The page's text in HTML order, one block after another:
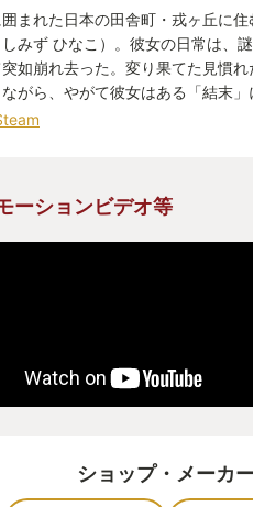
人公である雛子がプレイ
が進むにつれ、倒した敵
なるのである。まさに自
る。”相棒”という表現が
いる感覚があり、プレイす
く支えてくれていた。
自分の怒りを雛子が直接
イルで動いている。なら
公が確固とした自我を持っ
をすると思われるが、こ
気づくと自分は雛子とし
まれた日本の田舎町・戎ヶ丘に
みず ひなこ）。彼女の日常は、
突如崩れ去った。変り果てた見慣
がら、やがて彼女はある「結末」
ーションビデオ等
ショップ・メーカ